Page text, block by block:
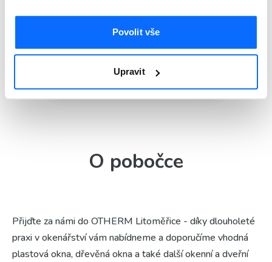
Povolit vše
Upravit
Posuvné systémy
O pobočce
Přijďte za námi do OTHERM Litoměřice - díky dlouholeté
praxi v okenářství vám nabídneme a doporučíme vhodná
plastová okna, dřevěná okna a také další okenní a dveřní